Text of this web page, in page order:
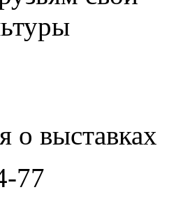
о выставках
77